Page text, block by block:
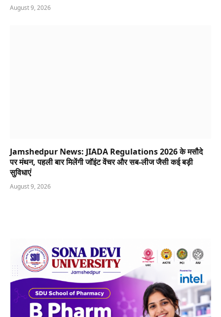
August 9, 2026
Jamshedpur News: JIADA Regulations 2026 के मसौदे
पर मंथन, पहली बार मिलेंगी जॉइंट वेंचर और सब-लीज जैसी कई बड़ी
सुविधाएं
August 9, 2026